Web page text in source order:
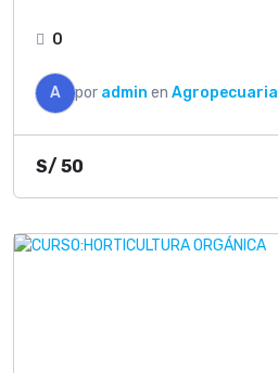
0
A por admin en Agropecuaria
S/ 50